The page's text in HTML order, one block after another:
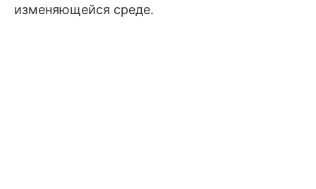
изменяющейся среде.